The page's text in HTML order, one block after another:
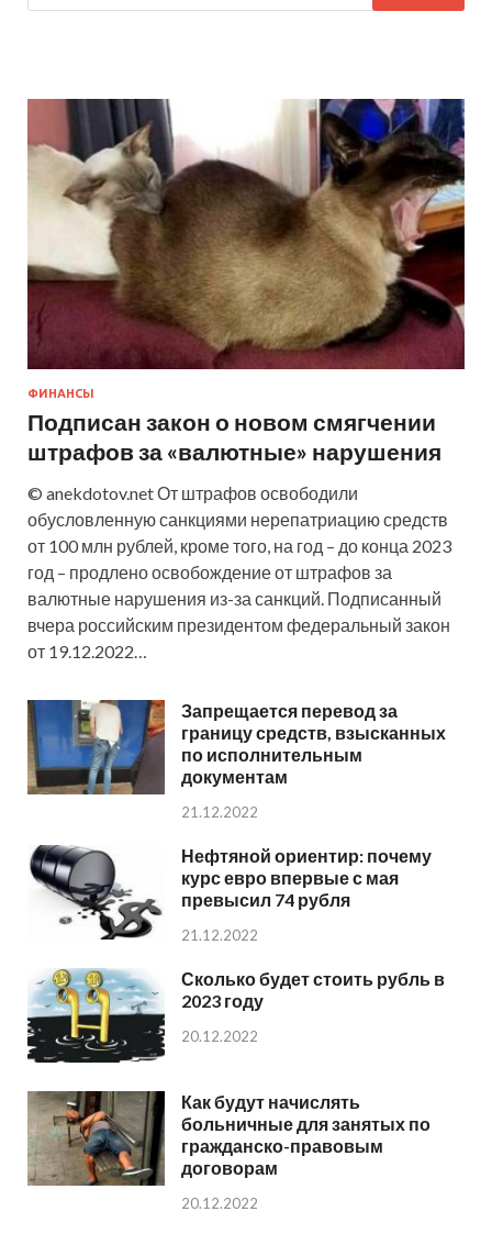
ФИНАНСЫ
Подписан закон о новом смягчении
штрафов за «валютные» нарушения
© anekdotov.net От штрафов освободили
обусловленную санкциями нерепатриацию средств
от 100 млн рублей, кроме того, на год – до конца 2023
год – продлено освобождение от штрафов за
валютные нарушения из-за санкций. Подписанный
вчера российским президентом федеральный закон
от 19.12.2022…
Запрещается перевод за
границу средств, взысканных
по исполнительным
документам
21.12.2022
Нефтяной ориентир: почему
курс евро впервые с мая
превысил 74 рубля
21.12.2022
Сколько будет стоить рубль в
2023 году
20.12.2022
Как будут начислять
больничные для занятых по
гражданско-правовым
договорам
20.12.2022